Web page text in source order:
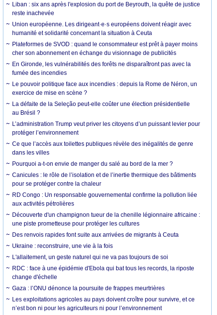
Liban : six ans après l'explosion du port de Beyrouth, la quête de justice
reste inachevée
Union européenne. Les dirigeant·e·s européens doivent réagir avec
humanité et solidarité concernant la situation à Ceuta
Plateformes de SVOD : quand le consommateur est prêt à payer moins
cher son abonnement en échange du visionnage de publicités
En Gironde, les vulnérabilités des forêts ne disparaîtront pas avec la
fumée des incendies
Le pouvoir politique face aux incendies : depuis la Rome de Néron, un
exercice de mise en scène ?
La défaite de la Seleção peut-elle coûter une élection présidentielle
au Brésil ?
L’administration Trump veut priver les citoyens d’un puissant levier pour
protéger l’environnement
Ce que l’accès aux toilettes publiques révèle des inégalités de genre
dans les villes
Pourquoi a-t-on envie de manger du salé au bord de la mer ?
Canicules : le rôle de l’isolation et de l’inertie thermique des bâtiments
pour se protéger contre la chaleur
RD Congo : Un responsable gouvernemental confirme la pollution liée
aux activités pétrolières
Découverte d'un champignon tueur de la chenille légionnaire africaine :
une piste prometteuse pour protéger les cultures
Des renvois rapides font suite aux arrivées de migrants à Ceuta
Ukraine : reconstruire, une vie à la fois
L'allaitement, un geste naturel qui ne va pas toujours de soi
RDC : face à une épidémie d'Ebola qui bat tous les records, la riposte
change d'échelle
Gaza : l’ONU dénonce la poursuite de frappes meurtrières
Les exploitations agricoles au pays doivent croître pour survivre, et ce
n’est bon ni pour les agriculteurs ni pour l’environnement